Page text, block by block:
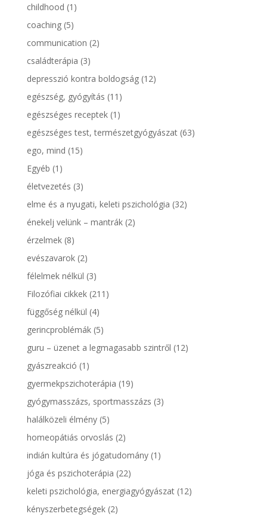
childhood (1)
coaching(5)
communication (2)
családterápia (3)
depresszió kontra boldogság(12)
egészség, gyógyítás (11)
egészséges receptek(1)
egészséges test, természetgyógyászat(63)
ego, mind (15)
Egyéb (1)
életvezetés (3)
elme és a nyugati, keleti pszichológia (32)
énekelj velünk – mantrák(2)
érzelmek(8)
evészavarok(2)
félelmek nélkül (3)
Filozófiai cikkek(211)
függőség nélkül (4)
gerincproblémák(5)
guru – üzenet a legmagasabb szintről (12)
gyászreakció (1)
gyermekpszichoterápia (19)
gyógymasszázs, sportmasszázs (3)
halálközeli élmény(5)
homeopátiás orvoslás (2)
indián kultúra és jógatudomány(1)
jóga és pszichoterápia (22)
keleti pszichológia, energiagyógyászat(12)
kényszerbetegségek(2)